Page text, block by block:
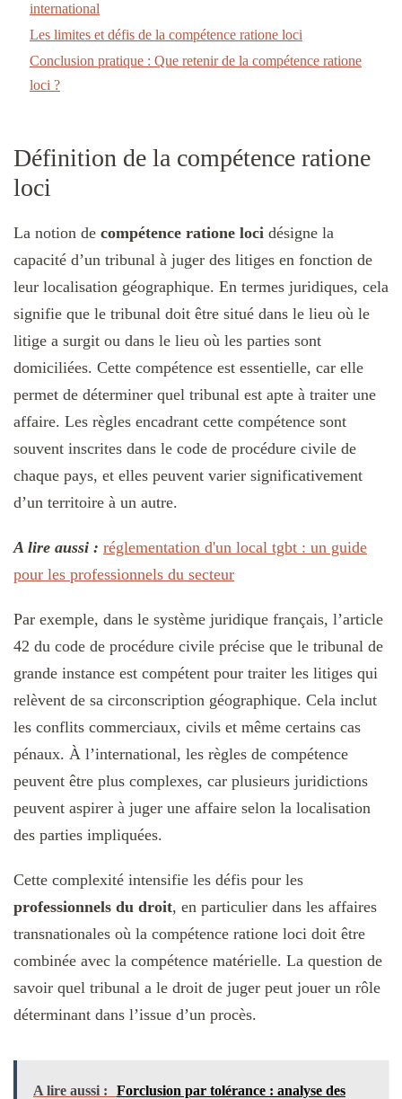
international
Les limites et défis de la compétence ratione loci
Conclusion pratique : Que retenir de la compétence ratione
loci ?
Définition de la compétence ratione
loci
La notion de compétence ratione loci désigne la
capacité d’un tribunal à juger des litiges en fonction de
leur localisation géographique. En termes juridiques, cela
signifie que le tribunal doit être situé dans le lieu où le
litige a surgit ou dans le lieu où les parties sont
domiciliées. Cette compétence est essentielle, car elle
permet de déterminer quel tribunal est apte à traiter une
affaire. Les règles encadrant cette compétence sont
souvent inscrites dans le code de procédure civile de
chaque pays, et elles peuvent varier significativement
d’un territoire à un autre.
A lire aussi : réglementation d'un local tgbt : un guide
pour les professionnels du secteur
Par exemple, dans le système juridique français, l’article
42 du code de procédure civile précise que le tribunal de
grande instance est compétent pour traiter les litiges qui
relèvent de sa circonscription géographique. Cela inclut
les conflits commerciaux, civils et même certains cas
pénaux. À l’international, les règles de compétence
peuvent être plus complexes, car plusieurs juridictions
peuvent aspirer à juger une affaire selon la localisation
des parties impliquées.
Cette complexité intensifie les défis pour les
professionnels du droit, en particulier dans les affaires
transnationales où la compétence ratione loci doit être
combinée avec la compétence matérielle. La question de
savoir quel tribunal a le droit de juger peut jouer un rôle
déterminant dans l’issue d’un procès.
A lire aussi :
Forclusion par tolérance : analyse des